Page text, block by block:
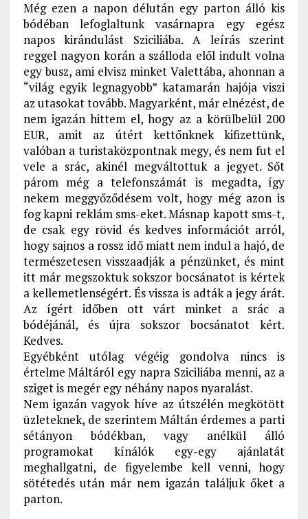
Még ezen a napon délután egy parton álló kis
bódéban lefoglaltunk vasárnapra egy egész
napos kirándulást Sziciliába. A leírás szerint
reggel nagyon korán a szálloda elől indult volna
egy busz, ami elvisz minket Valettába, ahonnan a
“világ egyik legnagyobb” katamarán hajója viszi
az utasokat tovább. Magyarként, már elnézést, de
nem igazán hittem el, hogy az a körülbelül 200
EUR, amit az útért kettőnknek kifizettünk,
valóban a turistaközpontnak megy, és nem fut el
vele a srác, akinél megváltottuk a jegyet. Sőt
párom még a telefonszámát is megadta, így
nekem meggyőződésem volt, hogy még azon is
fog kapni reklám sms-eket. Másnap kapott sms-t,
de csak egy rövid és kedves információt arról,
hogy sajnos a rossz idő miatt nem indul a hajó, de
természetesen visszaadják a pénzünket, és mint
itt már megszoktuk sokszor bocsánatot is kértek
a kellemetlenségért. És vissza is adták a jegy árát.
Az ígért időben ott várt minket a srác a
bódéjánál, és újra sokszor bocsánatot kért.
Kedves.
Egyébként utólag végéig gondolva nincs is
értelme Máltáról egy napra Sziciliába menni, az a
sziget is megér egy néhány napos nyaralást.
Nem igazán vagyok híve az útszélén megkötött
üzleteknek, de szerintem Máltán érdemes a parti
sétányon bódékban, vagy anélkül álló
programokat kínálók egy-egy ajánlatát
meghallgatni, de figyelembe kell venni, hogy
sötétedés után már nem igazán találjuk őket a
parton.